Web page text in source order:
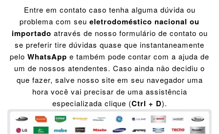
Entre em contato caso tenha alguma dúvida ou
problema com seu eletrodoméstico nacional ou
importado através de nosso formulário de contato ou
se preferir tire dúvidas quase que instantaneamente
pelo WhatsApp e também pode contar com a ajuda de
um de nossos atendentes. Caso ainda não decidiu o
que fazer, salve nosso site em seu navegador uma
hora você vai precisar de uma assistência
especializada clique (Ctrl + D).